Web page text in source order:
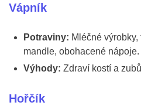
Vápník
Potraviny: Mléčné
mandle, obohacené nápoje.
Výhody: Zdraví kostí a
Hořčík